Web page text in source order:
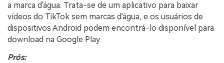
a marca d'água. Trata-se de um aplicativo para baixar
vídeos do TikTok sem marcas d'água, e os usuários de
dispositivos Android podem encontrá-lo disponível para
download na Google Play.
Prós: